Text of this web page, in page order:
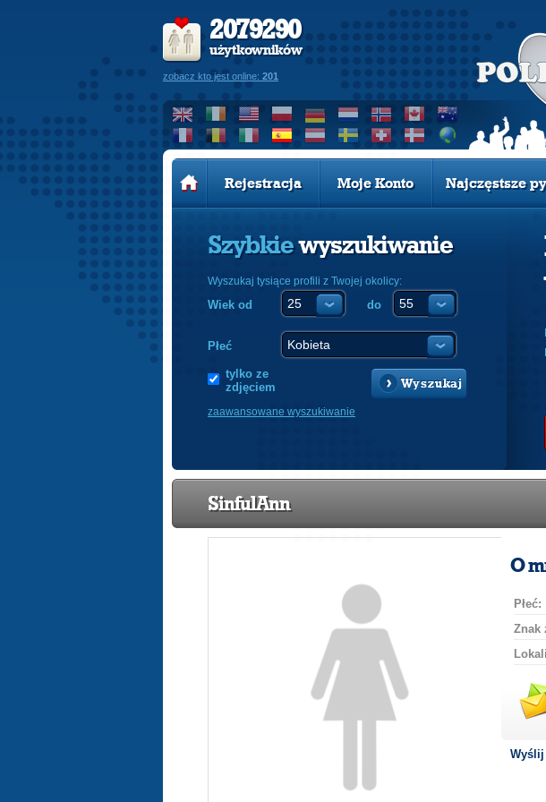
2079290
użytkowników
zobacz kto jest online: 201
Rejestracja Moje Konto Najczęstsze
Szybkiewyszukiwanie
Wyszukaj tysiące profili z Twojej okolicy:
Wiek od do
Płeć
tylko ze
zdjęciem
Wyszukaj
zaawansowane wyszukiwanie
SinfulAnn
O
Płeć:
Znak
Wyślij